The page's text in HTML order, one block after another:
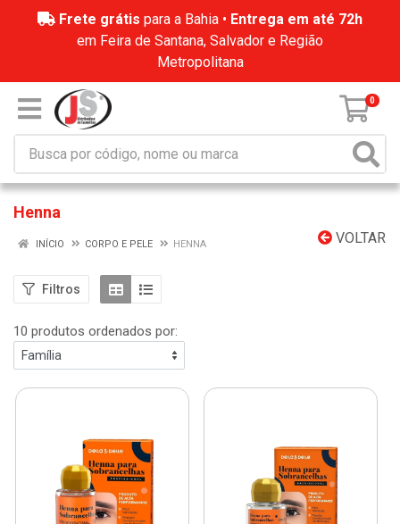
Frete grátis para a Bahia • Entrega em até 72h
em Feira de Santana, Salvador e Região
Metropolitana
0
Henna
VOLTAR
INÍCIO CORPO E PELE HENNA
Filtros
10 produtos ordenados por: